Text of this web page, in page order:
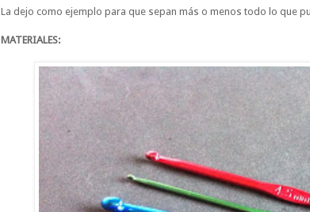
La dejo como ejemplo para que sepan más o menos todo lo que
MATERIALES: